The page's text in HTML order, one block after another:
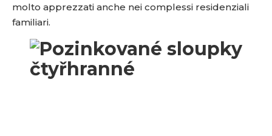
molto apprezzati anche nei complessi residenziali
familiari.